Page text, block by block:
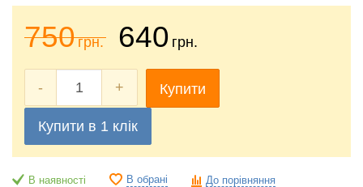
750грн. 640 грн.
- + Купити
Купити в 1 клік
В наявності В обрані До порівняння